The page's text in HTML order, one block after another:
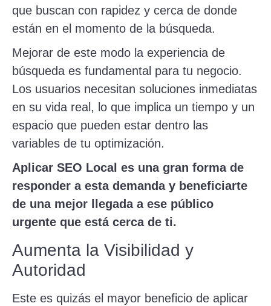
que buscan con rapidez y cerca de donde
están en el momento de la búsqueda.
Mejorar de este modo la experiencia de
búsqueda es fundamental para tu negocio.
Los usuarios necesitan soluciones inmediatas
en su vida real, lo que implica un tiempo y un
espacio que pueden estar dentro las
variables de tu optimización.
Aplicar SEO Local es una gran forma de
responder a esta demanda y beneficiarte
de una mejor llegada a ese público
urgente que está cerca de ti.
Aumenta la Visibilidad y
Autoridad
Este es quizás el mayor beneficio de aplicar